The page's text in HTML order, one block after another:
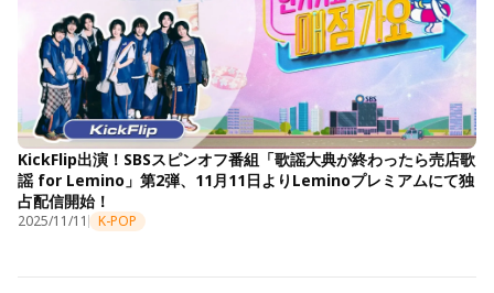
KickFlip出演！SBSスピンオフ番組「歌謡大典が終わったら売店歌
謡 for Lemino」第2弾、11月11日よりLeminoプレミアムにて独
占配信開始！
2025/11/11 K-POP